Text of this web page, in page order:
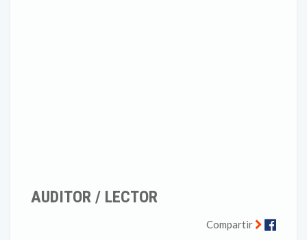
AUDITOR / LECTOR
Compartir